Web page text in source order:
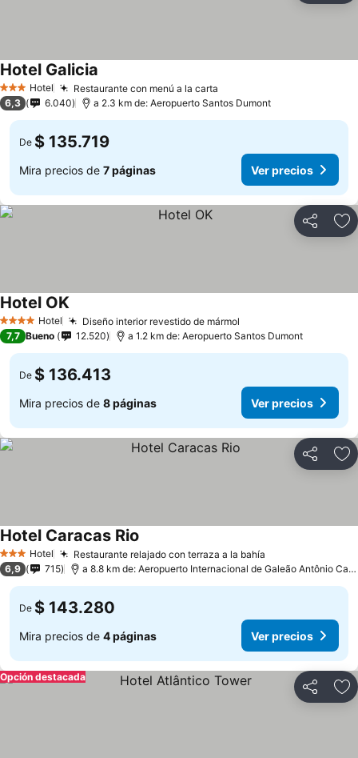
3 Estrellas
Hotel Restaurante con menú a la carta
Hotel Galicia
6,3 6.040 a 2.3 km de: Aeropuerto Santos Dumont
De $ 135.719
Mira precios de 7 páginas Ver precios
Compartir
4 EstrellasHotel Diseño interior revestido de mármol
Hotel OK
7,7 Bueno 12.520 a 1.2 km de: Aeropuerto Santos Dumont
De $ 136.413
Mira precios de 8 páginas Ver precios
Compartir
3 Estrellas
Hotel Restaurante relajado con terraza a la bahía
Hotel Caracas Rio
6,9 715 a 8.8 km de: Aeropuerto Internacional de Galeão Antônio Carlos Jobim
De $ 143.280
Mira precios de 4 páginas Ver precios
Compartir
Opción destacada